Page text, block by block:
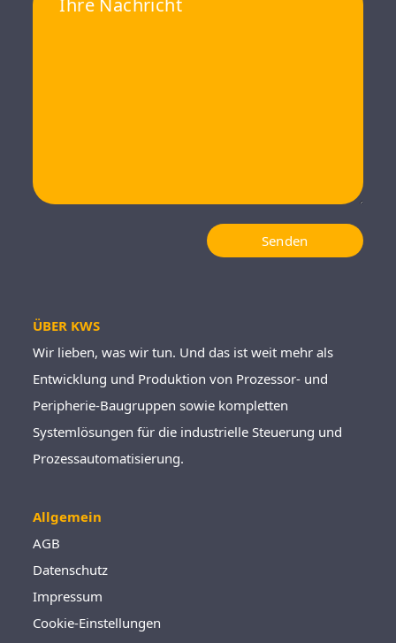
dieses
Feld
ÜBER KWS
Wir lieben, was wir tun. Und das ist weit mehr als
Entwicklung und Produktion von Prozessor- und
Peripherie-Baugruppen sowie kompletten
Systemlösungen für die industrielle Steuerung und
Prozessautomatisierung.
Allgemein
AGB
Datenschutz
Impressum
Cookie-Einstellungen